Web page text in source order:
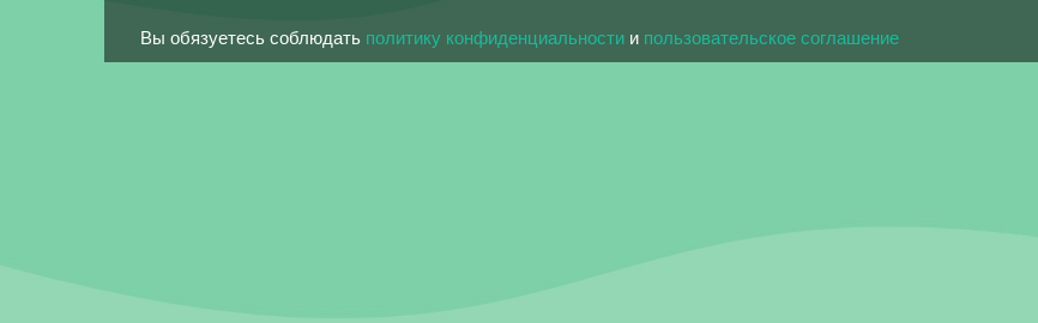
Вы обязуетесь соблюдать политику конфиденциальности и пользовательское соглашение